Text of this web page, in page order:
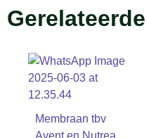
Membraan tbv